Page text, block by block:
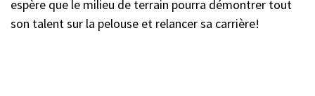
espère que le milieu de terrain pourra démontrer tout
son talent sur la pelouse et relancer sa carrière!